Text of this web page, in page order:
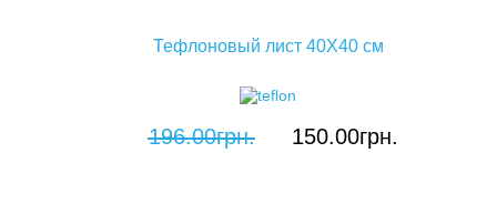
Тефлоновый лист 40X40 см
196.00грн. 150.00грн.